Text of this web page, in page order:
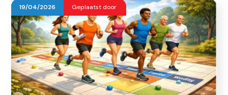
19/04/2026 Geplaatst door